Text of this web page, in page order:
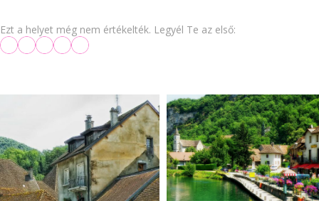
Ezt a helyet még nem értékelték. Legyél Te az első: